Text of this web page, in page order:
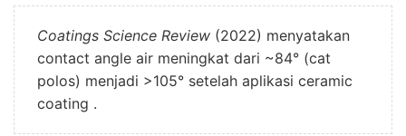
Coatings Science Review (2022) menyatakan
contact angle air meningkat dari ~84° (cat
polos) menjadi >105° setelah aplikasi ceramic
coating .